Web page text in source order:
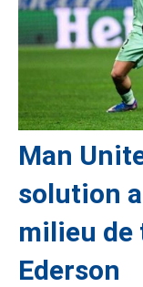
Man
solution
milieu de
Ederson